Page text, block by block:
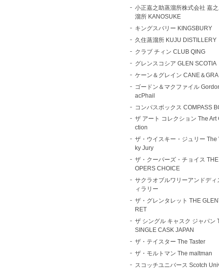
小正嘉之助蒸溜所株式会社 嘉
溜所 KANOSUKE
キングスバリー KINGSBURY
久住蒸溜所 KUJU DISTILLERY
クラブ チィン CLUB QING
グレンスコシア GLEN SCOTIA
ケーン＆グレイン CANE＆
ゴードン＆マクファイル
acPhail
コンパスボックス COMPASS
ザ アート コレクション The Art
ction
ザ・ウイスキー・ジュリー The
ky Jury
ザ・クーパーズ・チョイス
OPERS CHOICE
サクラオブルワリーアンドディ
ィラリー
ザ・グレンタレット THE
RET
ザ シングル キャスク ジャパン
SINGLE CASK JAPAN
ザ・テイスター The Taster
ザ・モルトマン The maltman
スコッチユニバース Scotch